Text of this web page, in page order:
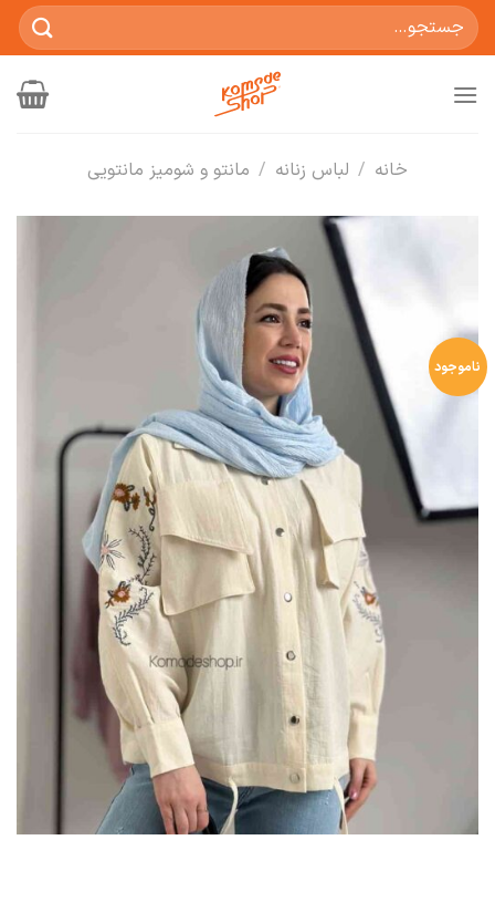
جستجو
برای:
خانه / لباس زنانه / مانتو و شومیز مانتویی
ناموجود